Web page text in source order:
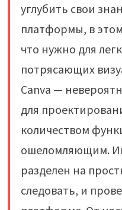
углубить свои
платформы, в
что нужно для
потрясающих
Canva —
для
количеством
ошеломляющим.
разделен на
следовать, и